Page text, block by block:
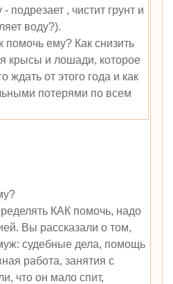
подрезает , чистит грунт и
воду?).
помочь ему? Как снизить
крысы и лошади, которое
ждать от этого года и как
потерями по всем
КАК помочь, надо
Вы рассказали о том,
судебные дела, помощь
работа, занятия с
что он мало спит,